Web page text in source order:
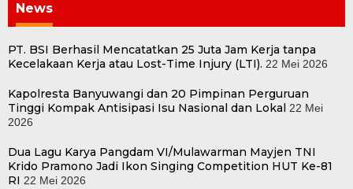
News
PT. BSI Berhasil Mencatatkan 25 Juta Jam Kerja tanpa
Kecelakaan Kerja atau Lost-Time Injury (LTI). 22 Mei 2026
Kapolresta Banyuwangi dan 20 Pimpinan Perguruan
Tinggi Kompak Antisipasi Isu Nasional dan Lokal 22 Mei
2026
Dua Lagu Karya Pangdam VI/Mulawarman Mayjen TNI
Krido Pramono Jadi Ikon Singing Competition HUT Ke-81
RI 22 Mei 2026